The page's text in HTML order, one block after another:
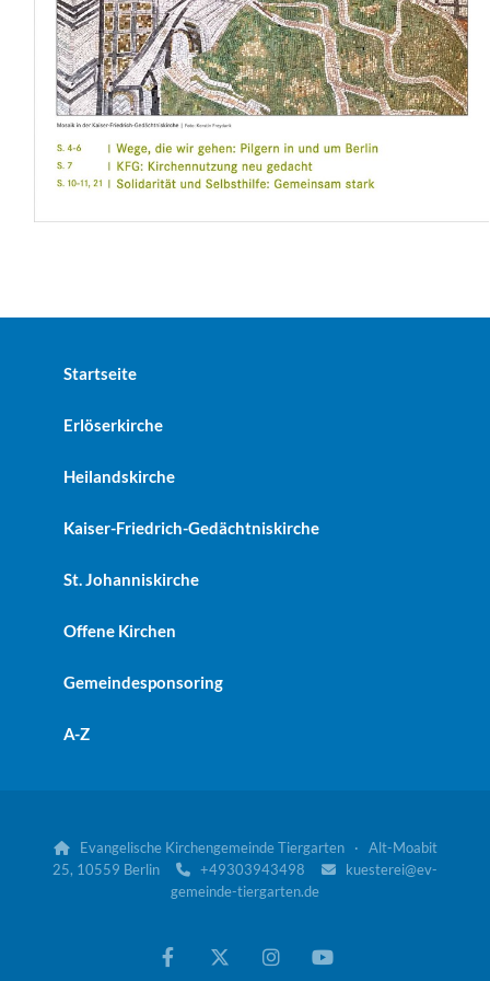
Startseite
Erlöserkirche
Heilandskirche
Kaiser-Friedrich-Gedächtniskirche
St. Johanniskirche
Offene Kirchen
Gemeindesponsoring
A-Z
Evangelische Kirchengemeinde Tiergarten · Alt-Moabit
25, 10559 Berlin
 +49303943498 
kuesterei@ev-
gemeinde-tiergarten.de